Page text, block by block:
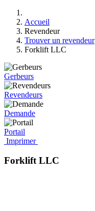
Accueil
Revendeur
Trouver un revendeur
Forklift LLC
Gerbeurs
Revendeurs
Demande
Portail
Imprimer
Forklift LLC